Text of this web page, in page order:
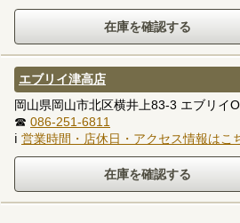
エブリイ津高店
岡山県岡山市北区横井上83-3 エブリイ
☎ 086-251-6811
ℹ 営業時間・店休日・アクセス情報はこ